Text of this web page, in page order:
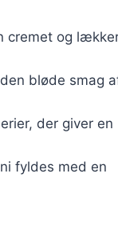
cremet og
bløde smag
der giver en
fyldes med en